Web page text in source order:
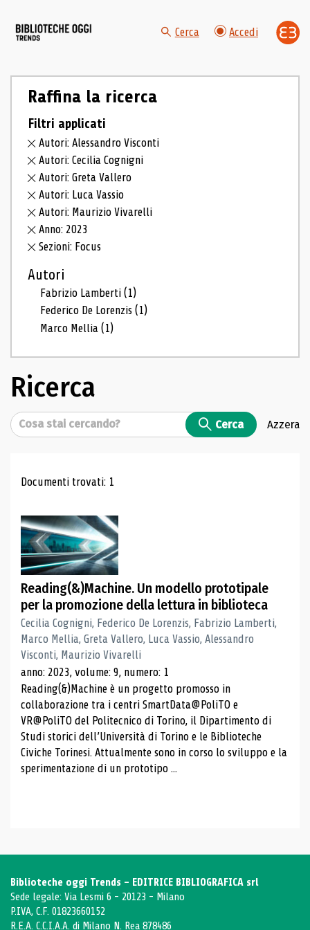
Cerca Accedi
Raffina la ricerca
Filtri applicati
Autori: Alessandro Visconti
Autori: Cecilia Cognigni
Autori: Greta Vallero
Autori: Luca Vassio
Autori: Maurizio Vivarelli
Anno: 2023
Sezioni: Focus
Autori
Fabrizio Lamberti(1)
Federico De Lorenzis(1)
Marco Mellia(1)
Ricerca
Cerca Cerca Azzera
Risultati di ricerca
Documenti trovati: 1
Reading(&)Machine. Un modello prototipale
per la promozione della lettura in biblioteca
Cecilia Cognigni, Federico De Lorenzis, Fabrizio Lamberti,
Marco Mellia, Greta Vallero, Luca Vassio, Alessandro
Visconti, Maurizio Vivarelli
anno: 2023, volume: 9, numero: 1
Reading(&)Machine è un progetto promosso in
collaborazione tra i centri SmartData@PoliTO e
VR@PoliTO del Politecnico di Torino, il Dipartimento di
Studi storici dell’Università di Torino e le Biblioteche
Civiche Torinesi. Attualmente sono in corso lo sviluppo e la
sperimentazione di un prototipo ...
Biblioteche oggi Trends - EDITRICE BIBLIOGRAFICA srl
Sede legale: Via Lesmi 6 - 20123 - Milano
P.IVA, C.F. 01823660152
R.E.A. C.C.I.A.A. di Milano N. Rea 878486